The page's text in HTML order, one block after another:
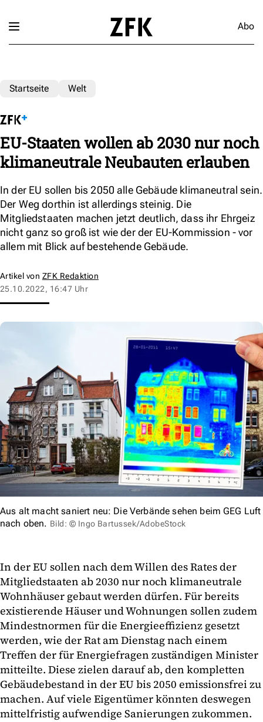
Abo
Startseite Welt
EU-Staaten wollen ab 2030 nur noch
klimaneutrale Neubauten erlauben
In der EU sollen bis 2050 alle Gebäude klimaneutral sein.
Der Weg dorthin ist allerdings steinig. Die
Mitgliedstaaten machen jetzt deutlich, dass ihr Ehrgeiz
nicht ganz so groß ist wie der der EU-Kommission - vor
allem mit Blick auf bestehende Gebäude.
Artikel von ZFK Redaktion
25.10.2022, 16:47 Uhr
Aus alt macht saniert neu: Die Verbände sehen beim GEG Luft
nach oben. Bild: © Ingo Bartussek/AdobeStock
In der EU sollen nach dem Willen des Rates der
Mitgliedstaaten ab 2030 nur noch klimaneutrale
Wohnhäuser gebaut werden dürfen. Für bereits
existierende Häuser und Wohnungen sollen zudem
Mindestnormen für die Energieeffizienz gesetzt
werden, wie der Rat am Dienstag nach einem
Treffen der für Energiefragen zuständigen Minister
mitteilte. Diese zielen darauf ab, den kompletten
Gebäudebestand in der EU bis 2050 emissionsfrei zu
machen. Auf viele Eigentümer könnten deswegen
mittelfristig aufwendige Sanierungen zukommen.